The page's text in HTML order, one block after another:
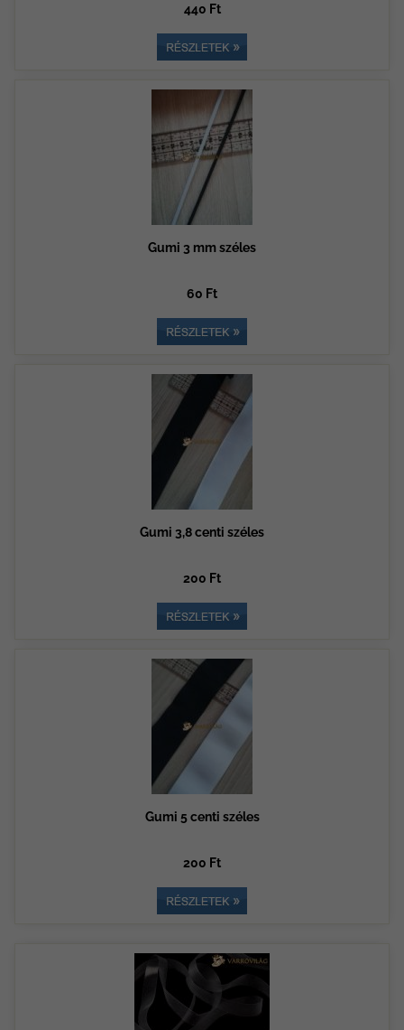
440 Ft
Gumi 3 mm széles
60 Ft
Gumi 3,8 centi széles
200 Ft
Gumi 5 centi széles
200 Ft